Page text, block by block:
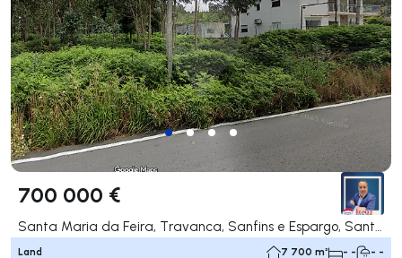
700 000 €
Santa Maria da Feira, Travanca, Sanfins e Espargo, Santa Maria da Feira
Land 7 700 m² - - - -